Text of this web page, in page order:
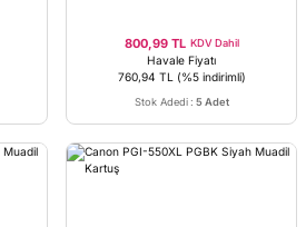
800,99 TL KDV Dahil
Havale Fiyatı
760,94 TL
(%5 indirimli)
Stok Adedi : 5 Adet